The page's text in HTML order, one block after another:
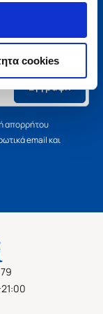
cookies
πρώτοι όλα τα
εκδηλώσεις μας.
Εγγραφή
απορρήτου
email και